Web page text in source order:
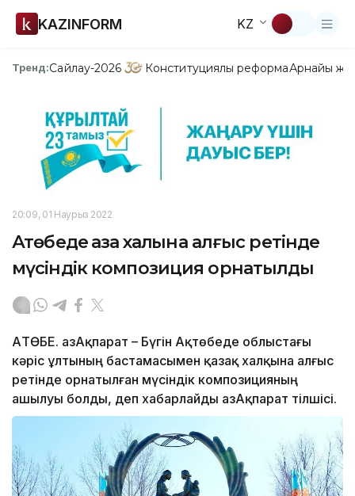
KAZINFORM KZ
Тренд:Сайлау-2026 Конституциялық реформаАрнайы
20:09, 01 Наурыз 2022
Ақтөбеде қазақ халқына алғыс ретінде
мүсіндік композиция орнатылды
АҚТӨБЕ. ҚазАқпарат – Бүгін Ақтөбеде облыстағы
кәріс ұлтының бастамасымен қазақ халқына алғыс
ретінде орнатылған мүсіндік композицияның
ашылуы болды, деп хабарлайды ҚазАқпарат тілшісі.